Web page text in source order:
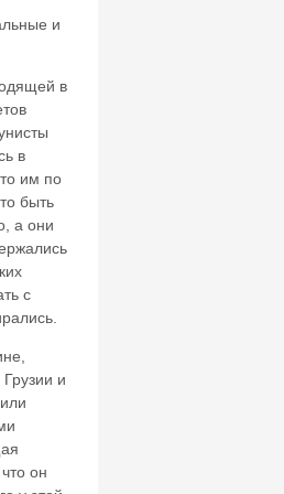
о
н
ес
ц
н
н
к
и
о
и
в
в
им по
быть
а они
с
и
он